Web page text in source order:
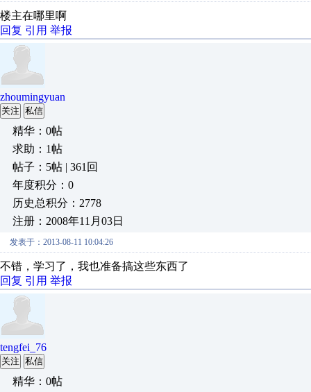
楼主在哪里啊
回复 引用 举报
zhoumingyuan
关注 私信
精华：0帖
求助：1帖
帖子：5帖 | 361回
年度积分：0
历史总积分：2778
注册：2008年11月03日
发表于：2013-08-11 10:04:26
不错，学习了，我也准备搞这些东西了
回复 引用 举报
tengfei_76
关注 私信
精华：0帖